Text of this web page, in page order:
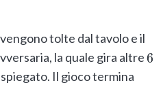
tolte dal tavolo e il
la quale gira altre6
Il gioco termina